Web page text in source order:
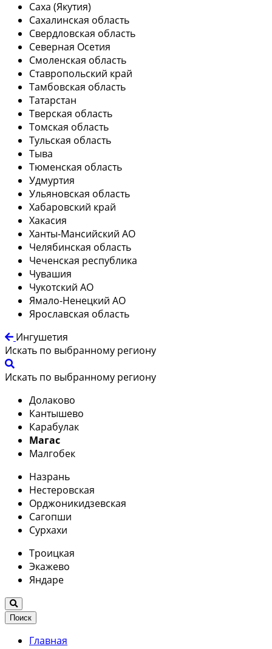
Саха (Якутия)
Сахалинская область
Свердловская область
Северная Осетия
Смоленская область
Ставропольский край
Тамбовская область
Татарстан
Тверская область
Томская область
Тульская область
Тыва
Тюменская область
Удмуртия
Ульяновская область
Хабаровский край
Хакасия
Ханты-Мансийский АО
Челябинская область
Чеченская республика
Чувашия
Чукотский АО
Ямало-Ненецкий АО
Ярославская область
Ингушетия
Искать по выбранному региону
Искать по выбранному региону
Долаково
Кантышево
Карабулак
Магас
Малгобек
Назрань
Нестеровская
Орджоникидзевская
Сагопши
Сурхахи
Троицкая
Экажево
Яндаре
Поиск
Главная